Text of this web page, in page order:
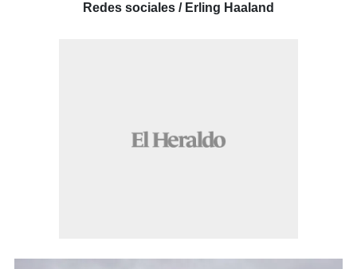
Redes sociales / Erling Haaland